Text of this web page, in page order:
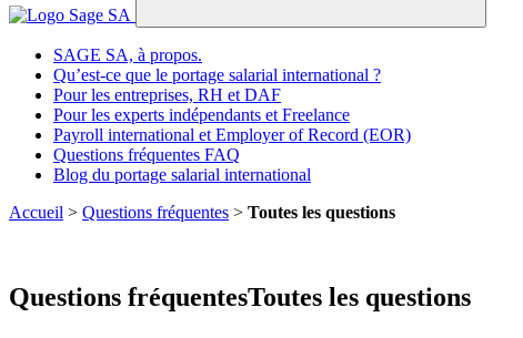
SAGE SA, à propos.
Qu’est-ce que le portage salarial international ?
Pour les entreprises, RH et DAF
Pour les experts indépendants et Freelance
Payroll international et Employer of Record (EOR)
Questions fréquentes FAQ
Blog du portage salarial international
Accueil > Questions fréquentes > Toutes les questions
Questions fréquentesToutes les questions